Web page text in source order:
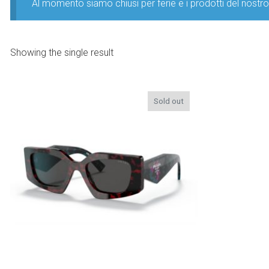
Al momento siamo chiusi per ferie e i prodotti del
Showing the single result
Sold out